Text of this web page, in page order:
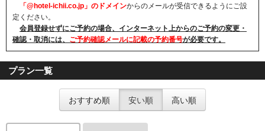
「@hotel-ichii.co.jp」のドメインからのメールが受信できるようにご設
定ください。
会員登録せずにご予約の場合、インターネット上からのご予約の変更・
確認・取消には、 ご予約確認メールに記載の予約番号が必要です。
プラン一覧
おすすめ順 安い順 高い順